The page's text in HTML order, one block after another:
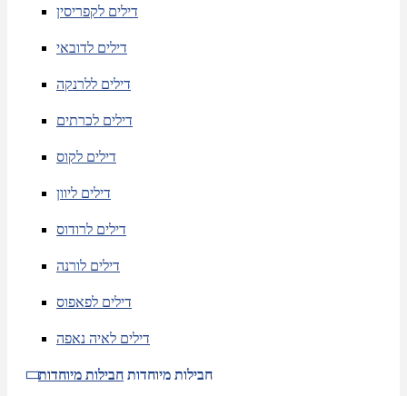
דילים לקפריסין
דילים לדובאי
דילים ללרנקה
דילים לכרתים
דילים לקוס
דילים ליוון
דילים לרודוס
דילים לורנה
דילים לפאפוס
דילים לאיה נאפה
חבילות מיוחדות חבילות מיוחדות